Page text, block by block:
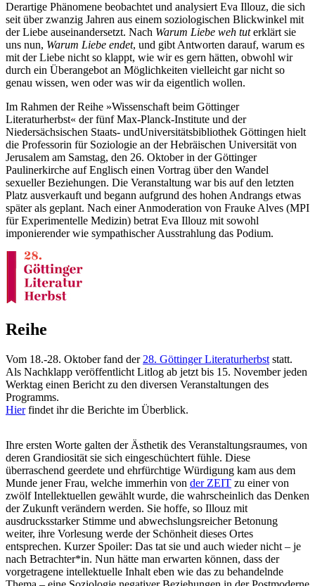
Derartige Phänomene beobachtet und analysiert Eva Illouz, die sich
seit über zwanzig Jahren aus einem soziologischen Blickwinkel mit
der Liebe auseinandersetzt. Nach Warum Liebe weh tuterklärt sie
uns nun, Warum Liebe endet, und gibt Antworten darauf, warum es
mit der Liebe nicht so klappt, wie wir es gern hätten, obwohl wir
durch ein Überangebot an Möglichkeiten vielleicht gar nicht so
genau wissen, wen oder was wir da eigentlich wollen.
Im Rahmen der Reihe »Wissenschaft beim Göttinger
Literaturherbst« der fünf Max-Planck-Institute und der
Niedersächsischen Staats- undUniversitätsbibliothek Göttingen hielt
die Professorin für Soziologie an der Hebräischen Universität von
Jerusalem am Samstag, den 26. Oktober in der Göttinger
Paulinerkirche auf Englisch einen Vortrag über den Wandel
sexueller Beziehungen. Die Veranstaltung war bis auf den letzten
Platz ausverkauft und begann aufgrund des hohen Andrangs etwas
später als geplant. Nach einer Anmoderation von Frauke Alves (MPI
für Experimentelle Medizin) betrat Eva Illouz mit sowohl
imponierender wie sympathischer Ausstrahlung das Podium.
Reihe
Vom 18.-28. Oktober fand der 28. Göttinger Literaturherbst statt.
Als Nachklapp veröffentlicht Litlog ab jetzt bis 15. November jeden
Werktag einen Bericht zu den diversen Veranstaltungen des
Programms.
Hierfindet ihr die Berichte im Überblick.
Ihre ersten Worte galten der Ästhetik des Veranstaltungsraumes, von
deren Grandiosität sie sich eingeschüchtert fühle. Diese
überraschend geerdete und ehrfürchtige Würdigung kam aus dem
Munde jener Frau, welche immerhin von der ZEIT zu einer von
zwölf Intellektuellen gewählt wurde, die wahrscheinlich das Denken
der Zukunft verändern werden. Sie hoffe, so Illouz mit
ausdrucksstarker Stimme und abwechslungsreicher Betonung
weiter, ihre Vorlesung werde der Schönheit dieses Ortes
entsprechen. Kurzer Spoiler: Das tat sie und auch wieder nicht – je
nach Betrachter*in. Nun hätte man erwarten können, dass der
vorgetragene intellektuelle Inhalt eben wie das zu behandelnde